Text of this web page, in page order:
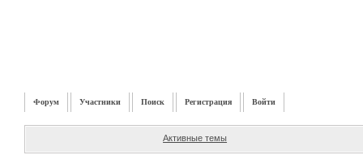
Форум Участники Поиск Регистрация Войти
Активные темы